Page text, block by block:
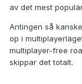
av det mest
Antingen så
op i
multiplayer-free
skippar det totalt.